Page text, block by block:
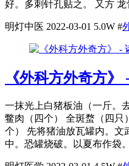
好。多刺针孔贴之。 又方 龙
明灯中医 2022-03-01 5.0W #
《外科方外奇方》
一抹光上白猪板油（一斤。
鳖肉（四个） 全斑蝥（四只
个） 先将猪油放瓦罐内。文
中。恐罐烧破。以夏布作袋